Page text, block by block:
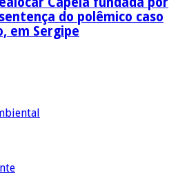
do polêmico caso
em Sergipe